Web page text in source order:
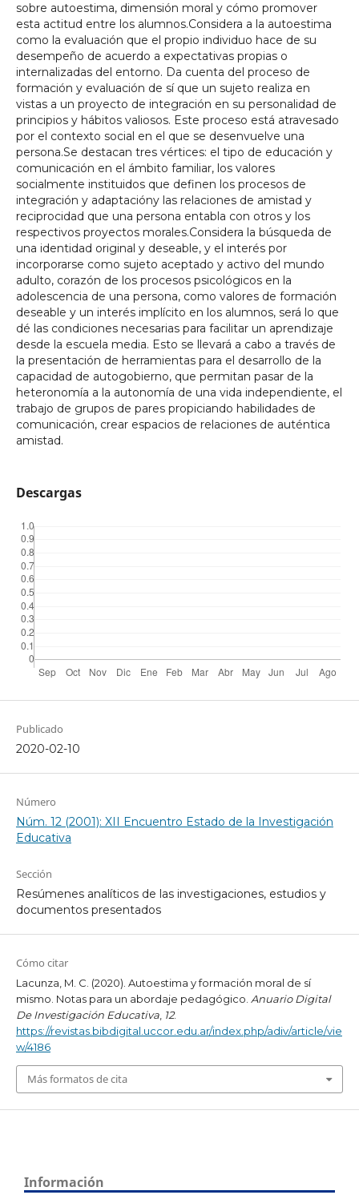
sobre autoestima, dimensión moral y cómo promover
esta actitud entre los alumnos.Considera a la autoestima
como la evaluación que el propio individuo hace de su
desempeño de acuerdo a expectativas propias o
internalizadas del entorno. Da cuenta del proceso de
formación y evaluación de sí que un sujeto realiza en
vistas a un proyecto de integración en su personalidad de
principios y hábitos valiosos. Este proceso está atravesado
por el contexto social en el que se desenvuelve una
persona.Se destacan tres vértices: el tipo de educación y
comunicación en el ámbito familiar, los valores
socialmente instituidos que definen los procesos de
integración y adaptacióny las relaciones de amistad y
reciprocidad que una persona entabla con otros y los
respectivos proyectos morales.Considera la búsqueda de
una identidad original y deseable, y el interés por
incorporarse como sujeto aceptado y activo del mundo
adulto, corazón de los procesos psicológicos en la
adolescencia de una persona, como valores de formación
deseable y un interés implícito en los alumnos, será lo que
dé las condiciones necesarias para facilitar un aprendizaje
desde la escuela media. Esto se llevará a cabo a través de
la presentación de herramientas para el desarrollo de la
capacidad de autogobierno, que permitan pasar de la
heteronomía a la autonomía de una vida independiente, el
trabajo de grupos de pares propiciando habilidades de
comunicación, crear espacios de relaciones de auténtica
amistad.
Descargas
Publicado
2020-02-10
Número
Núm. 12 (2001): XII Encuentro Estado de la Investigación
Educativa
Sección
Resúmenes analíticos de las investigaciones, estudios y
documentos presentados
Cómo citar
Lacunza, M. C. (2020). Autoestima y formación moral de sí
mismo. Notas para un abordaje pedagógico. Anuario Digital
De Investigación Educativa, 12.
https://revistas.bibdigital.uccor.edu.ar/index.php/adiv/article/vie
w/4186
Más formatos de cita
Información